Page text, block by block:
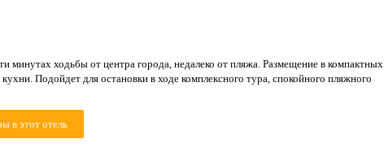
минутах ходьбы от центра города, недалеко от пляжа. Размещение в компактных
Подойдет для остановки в ходе комплексного тура, спокойного пляжного
в этот отель